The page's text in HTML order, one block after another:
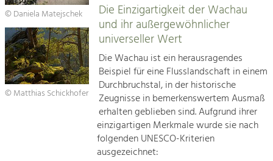
© Daniela Matejschek
© Matthias Schickhofer
Die Einzigartigkeit der Wachau
und ihr außergewöhnlicher
universeller Wert
Die Wachau ist ein herausragendes
Beispiel für eine Flusslandschaft in einem
Durchbruchstal, in der historische
Zeugnisse in bemerkenswertem Ausmaß
erhalten geblieben sind. Aufgrund ihrer
einzigartigen Merkmale wurde sie nach
folgenden UNESCO-Kriterien
ausgezeichnet: